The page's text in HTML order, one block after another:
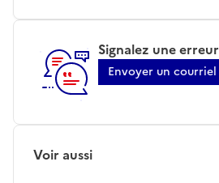
Signalez une erreur
Envoyer un courriel
Voir aussi